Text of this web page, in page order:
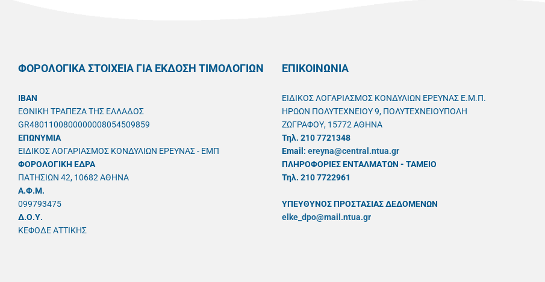
ΦΟΡΟΛΟΓΙΚΑ ΣΤΟΙΧΕΙΑ ΓΙΑ ΕΚΔΟΣΗ ΤΙΜΟΛΟΓΙΩΝ
IBAN
ΕΘΝΙΚΗ ΤΡΑΠΕΖΑ ΤΗΣ ΕΛΛΑΔΟΣ
GR4801100800000008054509859
ΕΠΩΝΥΜΙΑ
ΕΙΔΙΚΟΣ ΛΟΓΑΡΙΑΣΜΟΣ ΚΟΝΔΥΛΙΩΝ ΕΡΕΥΝΑΣ - ΕΜΠ
ΦΟΡΟΛΟΓΙΚΗ ΕΔΡΑ
ΠΑΤΗΣΙΩΝ 42, 10682 ΑΘΗΝΑ
A.Φ.Μ.
099793475
Δ.Ο.Υ.
ΚΕΦΟΔΕ ΑΤΤΙΚΗΣ
ΕΠΙΚΟΙΝΩΝΙΑ
ΕΙΔΙΚΟΣ ΛΟΓΑΡΙΑΣΜΟΣ ΚΟΝΔΥΛΙΩΝ ΕΡΕΥΝΑΣ Ε.Μ.Π.
ΗΡΩΩΝ ΠΟΛΥΤΕΧΝΕΙΟΥ 9, ΠΟΛΥΤΕΧΝΕΙΟΥΠΟΛΗ
ΖΩΓΡΑΦΟΥ, 15772 ΑΘΗΝΑ
Τηλ. 210 7721348
Email: ereyna@central.ntua.gr
ΠΛΗΡΟΦΟΡΙΕΣ ΕΝΤΑΛΜΑΤΩΝ - ΤΑΜΕΙΟ
Τηλ. 210 7722961
ΥΠΕΥΘYΝΟΣ ΠΡΟΣΤΑΣΙΑΣ ΔΕΔΟΜΕΝΩΝ
elke_dpo@mail.ntua.gr